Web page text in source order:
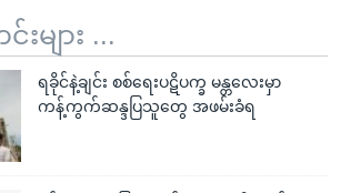
ျား ...
ရခိုင်နဲ့ချင်း စစ်ရေးပဋိပက္ခ မန္တလေးမှာ
ကန့်ကွက်ဆန္ဒပြသူတွေ အဖမ်းခံရ